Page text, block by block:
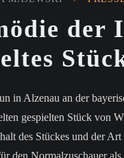
der
in Alzenau an der
gespielten Stück von
des Stückes und der
den Normalzuschauer